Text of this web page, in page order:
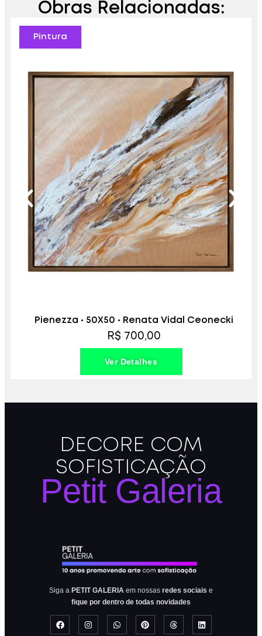
Obras Relacionadas:
Pintura
Pienezza • 50X50 • Renata Vidal Ceonecki
R$ 700,00
Ver Detalhes
DECORE COM
SOFISTICAÇÃO
Petit Galeria
Siga a PETIT GALERIA em nossas redes sociais e
fique por dentro de todas novidades